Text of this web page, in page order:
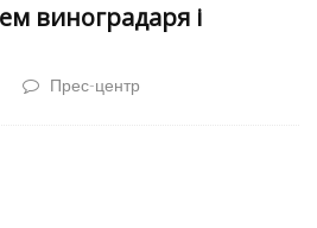
виноградаря і
Прес-центр